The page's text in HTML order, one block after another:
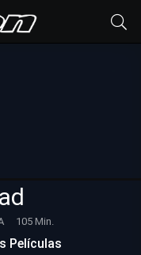
105 Min.
Películas